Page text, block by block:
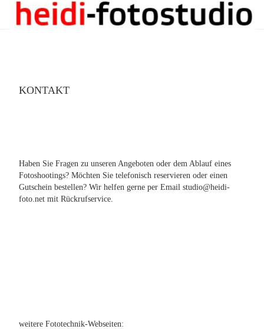
KONTAKT
Haben Sie Fragen zu unseren Angeboten oder dem Ablauf eines
Fotoshootings? Möchten Sie telefonisch reservieren oder einen
Gutschein bestellen? Wir helfen gerne per Email studio@heidi-
foto.net mit Rückrufservice.
weitere Fototechnik-Webseiten: